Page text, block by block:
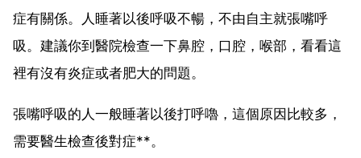
症有關係。人睡著以後呼吸不暢，不由自主就張嘴呼
吸。建議你到醫院檢查一下鼻腔，口腔，喉部，看看這
裡有沒有炎症或者肥大的問題。
張嘴呼吸的人一般睡著以後打呼嚕，這個原因比較多，
需要醫生檢查後對症**。